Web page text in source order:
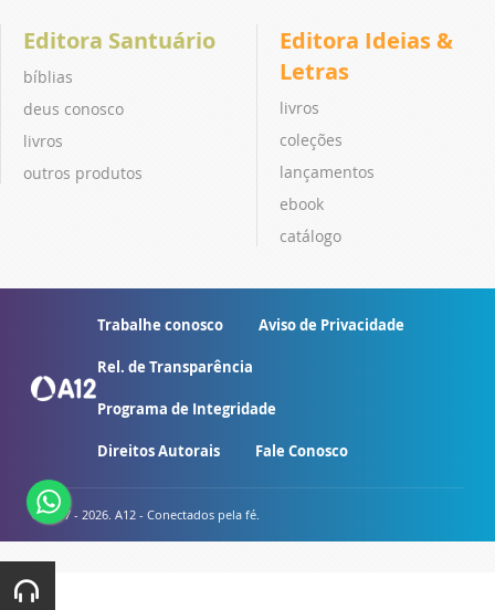
Editora Santuário
bíblias
deus conosco
livros
outros produtos
Editora Ideias &
Letras
livros
coleções
lançamentos
ebook
catálogo
Trabalhe conosco Aviso de Privacidade
Rel. de Transparência
Programa de Integridade
Direitos Autorais Fale Conosco
© 2007 - 2026. A12 - Conectados pela fé.